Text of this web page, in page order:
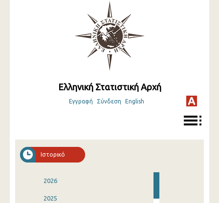
Ελληνική Στατιστική Αρχή
Εγγραφή Σύνδεση English
Ιστορικό
2026
2025